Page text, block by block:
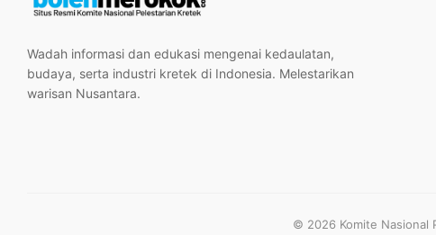
Wadah informasi dan edukasi mengenai kedaulatan,
budaya, serta industri kretek di Indonesia. Melestarikan
warisan Nusantara.
© 2026 Komite Nasional